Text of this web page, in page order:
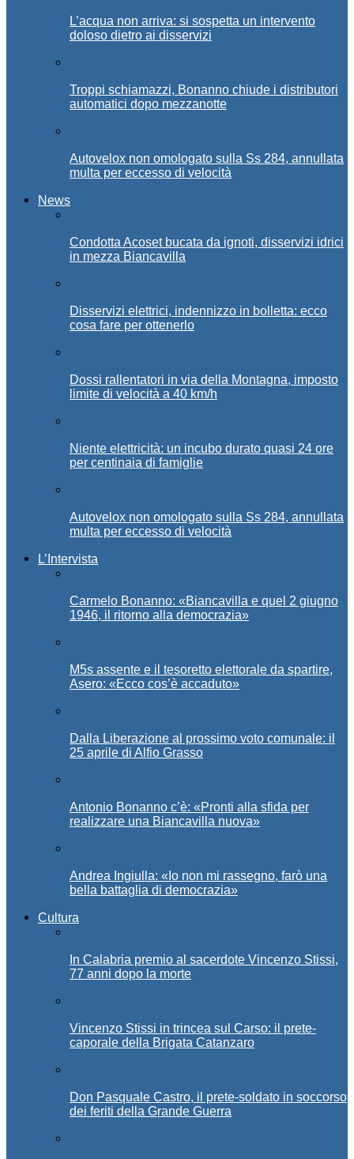
L’acqua non arriva: si sospetta un intervento
doloso dietro ai disservizi
Troppi schiamazzi, Bonanno chiude i distributori
automatici dopo mezzanotte
Autovelox non omologato sulla Ss 284, annullata
multa per eccesso di velocità
News
Condotta Acoset bucata da ignoti, disservizi idrici
in mezza Biancavilla
Disservizi elettrici, indennizzo in bolletta: ecco
cosa fare per ottenerlo
Dossi rallentatori in via della Montagna, imposto
limite di velocità a 40 km/h
Niente elettricità: un incubo durato quasi 24 ore
per centinaia di famiglie
Autovelox non omologato sulla Ss 284, annullata
multa per eccesso di velocità
L’Intervista
Carmelo Bonanno: «Biancavilla e quel 2 giugno
1946, il ritorno alla democrazia»
M5s assente e il tesoretto elettorale da spartire,
Asero: «Ecco cos’è accaduto»
Dalla Liberazione al prossimo voto comunale: il
25 aprile di Alfio Grasso
Antonio Bonanno c’è: «Pronti alla sfida per
realizzare una Biancavilla nuova»
Andrea Ingiulla: «Io non mi rassegno, farò una
bella battaglia di democrazia»
Cultura
In Calabria premio al sacerdote Vincenzo Stissi,
77 anni dopo la morte
Vincenzo Stissi in trincea sul Carso: il prete-
caporale della Brigata Catanzaro
Don Pasquale Castro, il prete-soldato in soccorso
dei feriti della Grande Guerra